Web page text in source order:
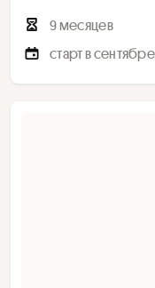
9 месяцев
старт в сентябре